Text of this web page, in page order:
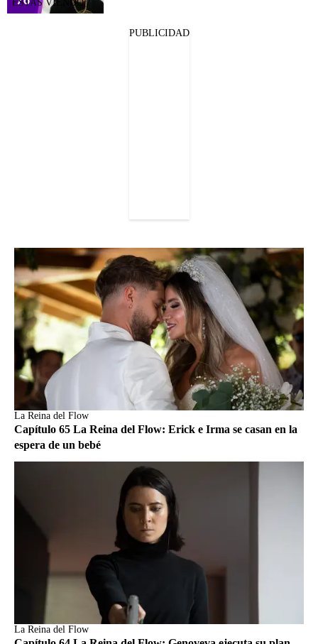
PUBLICIDAD
La Reina del Flow
Capítulo 65 La Reina del Flow: Erick e Irma se casan en la
espera de un bebé
La Reina del Flow